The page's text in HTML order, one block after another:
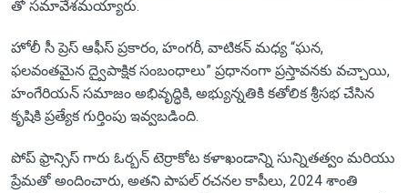
తో సమావేశమయ్యారు.
హోలీ సీ ప్రెస్ ఆఫీస్ ప్రకారం, హంగరీ, వాటికన్ మధ్య “ఘన,
ఫలవంతమైన ద్వైపాక్షిక సంబంధాలు” ప్రధానంగా ప్రస్తావనకు వచ్చాయి,
హంగేరియన్ సమాజం అభివృద్ధికి, అభ్యున్నతికి కతోలిక శ్రీసభ చేసిన
కృషికి ప్రత్యేక గుర్తింపు ఇవ్వబడింది.
పోప్ ఫ్రాన్సిస్ గారు ఓర్బన్‌ టెర్రాకోట కళాఖండాన్ని సున్నితత్వం మరియు
ప్రేమతో అందించారు, అతని పాపల్ రచనల కాపీలు, 2024 శాంతి